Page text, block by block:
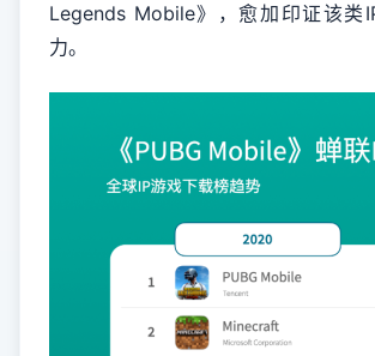
Legends Mobile》，愈加印证该类
力。